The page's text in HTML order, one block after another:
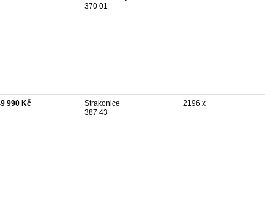
370 01
990 Kč
Strakonice
387 43
2196 x